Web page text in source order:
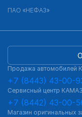
Продажа автомобилей
+7 (8443) 43-00-
Сервисный центр КАМАЗ
+7 (8442) 43-00-
Магазин оригинальных
ПАО «НЕФАЗ»